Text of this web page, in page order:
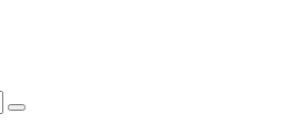
Search